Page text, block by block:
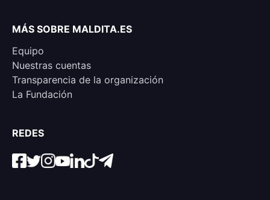
MÁS SOBRE MALDITA.ES
Equipo
Nuestras cuentas
Transparencia de la organización
La Fundación
REDES